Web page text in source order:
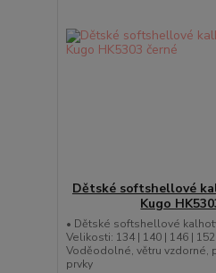
Dětské softshellové
Kugo
• Dětské softshellové
Velikosti: 134 | 140 | 146 | 152
Voděodolné, větru vzdorné,
prvky